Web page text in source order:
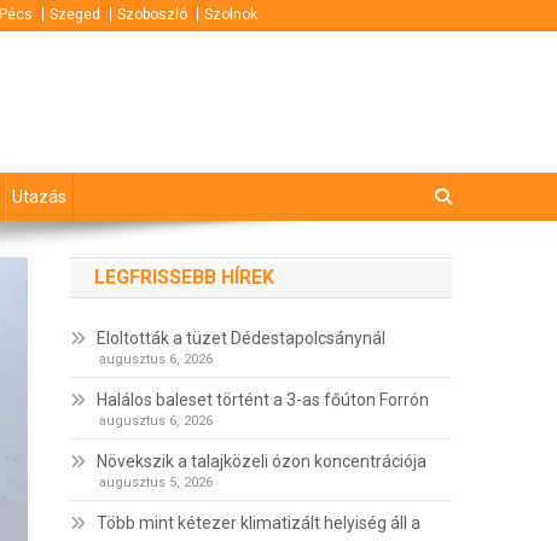
Pécs Szeged Szoboszló Szolnok
Utazás
LEGFRISSEBB HÍREK
Eloltották a tüzet Dédestapolcsánynál
augusztus 6, 2026
Halálos baleset történt a 3-as főúton Forrón
augusztus 6, 2026
Növekszik a talajközeli ózon koncentrációja
augusztus 5, 2026
Több mint kétezer klimatizált helyiség áll a